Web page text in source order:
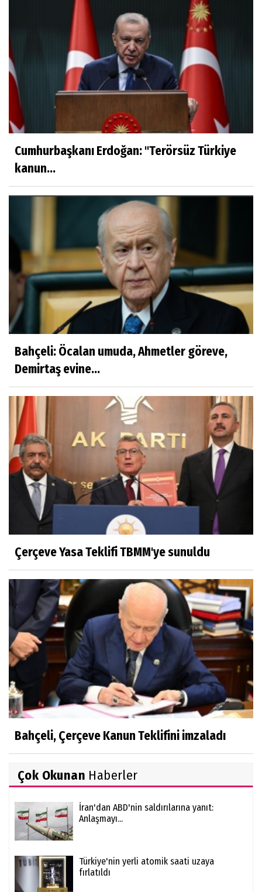
Cumhurbaşkanı Erdoğan: ''Terörsüz Türkiye
kanun...
Bahçeli: Öcalan umuda, Ahmetler göreve,
Demirtaş evine...
Çerçeve Yasa Teklifi TBMM'ye sunuldu
Bahçeli, Çerçeve Kanun Teklifini imzaladı
Çok Okunan Haberler
İran'dan ABD'nin saldırılarına yanıt:
Anlaşmayı...
Türkiye'nin yerli atomik saati uzaya
fırlatıldı